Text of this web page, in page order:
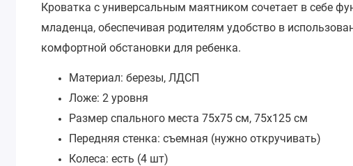
Кроватка с универсальным маятником сочетает в себе
младенца, обеспечивая родителям удобство в
комфортной обстановки для ребенка.
Материал: березы, ЛДСП
Ложе: 2 уровня
Размер спального места 75х75 см, 75х125 см
Передняя стенка: съемная (нужно откручивать)
Колеса: есть (4 шт)